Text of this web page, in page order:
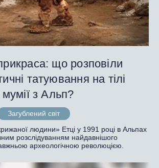
що розповіли
татуювання на тілі
мумії з Альп?
Загублений світ
людини» Етці у 1991 році в Альпах
розслідуванням найдавнішого
археологічною революцією.